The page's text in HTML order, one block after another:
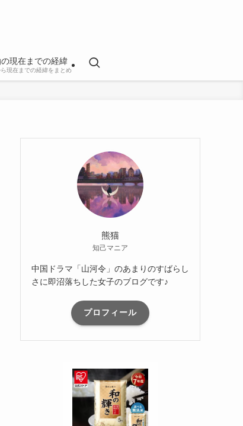
現在までの経緯
現在までの経緯をまとめ
熊猫
知己マニア
中国ドラマ「山河令」のあまりのすばらし
さに即沼落ちした女子のブログです♪
プロフィール